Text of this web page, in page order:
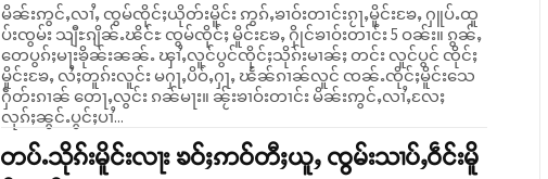
မိၼ်းဢွင်ႇလၢႆႇ ၸွမ်ၸိုင်ႈယိုတ်းမိူင်း ဢွၵ်ႇၶၢဝ်းတၢင်းၵႂႃႇမိူင်းၶႄႇ ႁူပ်ႉထူ
ပ်းၸွမ်း သျီႊၵျိၼ်ႉၽိင်ႊ ၸွမ်ၸိုင်ႈ မိူင်းၶႄႇ ႁိုင်ၶၢဝ်းတၢင်း 5 ဝၼ်း။ ၵွၼ်ႇ
တေပွၵ်ႈမႃးၶိုၼ်းၼၼ်ႉ ၾၢႆႇလူင်ပွင်ၸိုင်ႈသိုၵ်းမၢၼ်ႈ တင်း လူင်ပွင် ၸိုင်ႈ
မိူင်းၶႄႇ လႆႈတူၵ်းလူင်း မႁႃႇပိဝ်ႇႁႃႇ ၽႅၼ်ၵၢၼ်လူင် ၸၼ်ႉၸိုင်ႈမိူင်းသေ
ႁဵတ်းၵၢၼ် တေႃႇလွင်း ၵၼ်မႃး။ ၼႂ်းၶၢဝ်းတၢင်း မိၼ်းဢွင်ႇလၢႆႇလႄႈ
လုၵ်ႈၼွင်ႉပွင်ႈပၢႆ...
တပ်ႉသိုၵ်းမိူင်းလႃး ၶဝ်ႈဢဝ်တီႈယူႇ ၸွမ်းသၢပ်ႇဝဵင်းမိူ